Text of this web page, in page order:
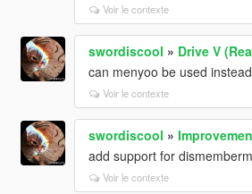
Voir le contexte
swordiscool » Drive V
can menyoo be used
Voir le contexte
swordiscool »
add support for
Voir le contexte